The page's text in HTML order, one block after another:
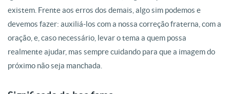
existem. Frente aos erros dos demais, algo sim podemos e
devemos fazer: auxiliá-los com a nossa correção fraterna, com a
oração, e, caso necessário, levar o tema a quem possa
realmente ajudar, mas sempre cuidando para que a imagem do
próximo não seja manchada.